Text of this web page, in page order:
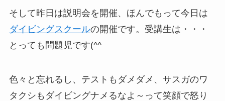
そして昨日は説明会を開催、ほんでもって今日は
ダイビングスクールの開催です。受講生は・・・
とっても問題児です(^^ゞ
色々と忘れるし、テストもダメダメ、サスガのワ
タクシもダイビングナメるなよ～って笑顔で怒り